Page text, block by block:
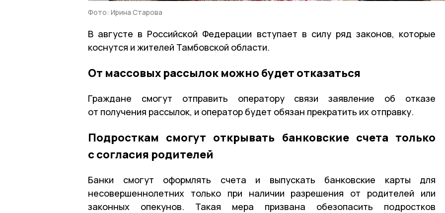
Фото: Ирина Старова
В августе в Российской Федерации вступает в силу ряд законов, которые
коснутся и жителей Тамбовской области.
От массовых рассылок можно будет отказаться
Граждане смогут отправить оператору связи заявление об отказе
от получения рассылок, и оператор будет обязан прекратить их отправку.
Подросткам смогут открывать банковские счета только
с согласия родителей
Банки смогут оформлять счета и выпускать банковские карты для
несовершеннолетних только при наличии разрешения от родителей или
законных опекунов. Такая мера призвана обезопасить подростков